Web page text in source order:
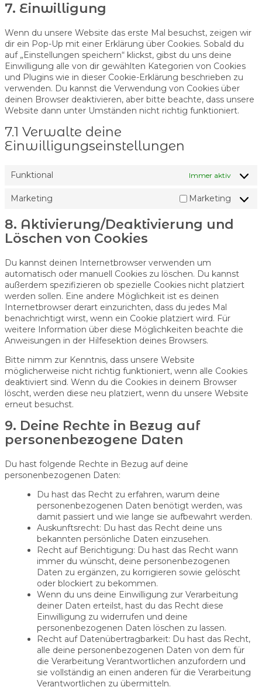
7. Einwilligung
Wenn du unsere Website das erste Mal besuchst, zeigen wir
dir ein Pop-Up mit einer Erklärung über Cookies. Sobald du
auf „Einstellungen speichern“ klickst, gibst du uns deine
Einwilligung alle von dir gewählten Kategorien von Cookies
und Plugins wie in dieser Cookie-Erklärung beschrieben zu
verwenden. Du kannst die Verwendung von Cookies über
deinen Browser deaktivieren, aber bitte beachte, dass unsere
Website dann unter Umständen nicht richtig funktioniert.
7.1 Verwalte deine
Einwilligungseinstellungen
Funktional Immer aktiv
Marketing Marketing
8. Aktivierung/Deaktivierung und
Löschen von Cookies
Du kannst deinen Internetbrowser verwenden um
automatisch oder manuell Cookies zu löschen. Du kannst
außerdem spezifizieren ob spezielle Cookies nicht platziert
werden sollen. Eine andere Möglichkeit ist es deinen
Internetbrowser derart einzurichten, dass du jedes Mal
benachrichtigt wirst, wenn ein Cookie platziert wird. Für
weitere Information über diese Möglichkeiten beachte die
Anweisungen in der Hilfesektion deines Browsers.
Bitte nimm zur Kenntnis, dass unsere Website
möglicherweise nicht richtig funktioniert, wenn alle Cookies
deaktiviert sind. Wenn du die Cookies in deinem Browser
löscht, werden diese neu platziert, wenn du unsere Website
erneut besuchst.
9. Deine Rechte in Bezug auf
personenbezogene Daten
Du hast folgende Rechte in Bezug auf deine
personenbezogenen Daten:
Du hast das Recht zu erfahren, warum deine
personenbezogenen Daten benötigt werden, was
damit passiert und wie lange sie aufbewahrt werden.
Auskunftsrecht: Du hast das Recht deine uns
bekannten persönliche Daten einzusehen.
Recht auf Berichtigung: Du hast das Recht wann
immer du wünscht, deine personenbezogenen
Daten zu ergänzen, zu korrigieren sowie gelöscht
oder blockiert zu bekommen.
Wenn du uns deine Einwilligung zur Verarbeitung
deiner Daten erteilst, hast du das Recht diese
Einwilligung zu widerrufen und deine
personenbezogenen Daten löschen zu lassen.
Recht auf Datenübertragbarkeit: Du hast das Recht,
alle deine personenbezogenen Daten von dem für
die Verarbeitung Verantwortlichen anzufordern und
sie vollständig an einen anderen für die Verarbeitung
Verantwortlichen zu übermitteln.